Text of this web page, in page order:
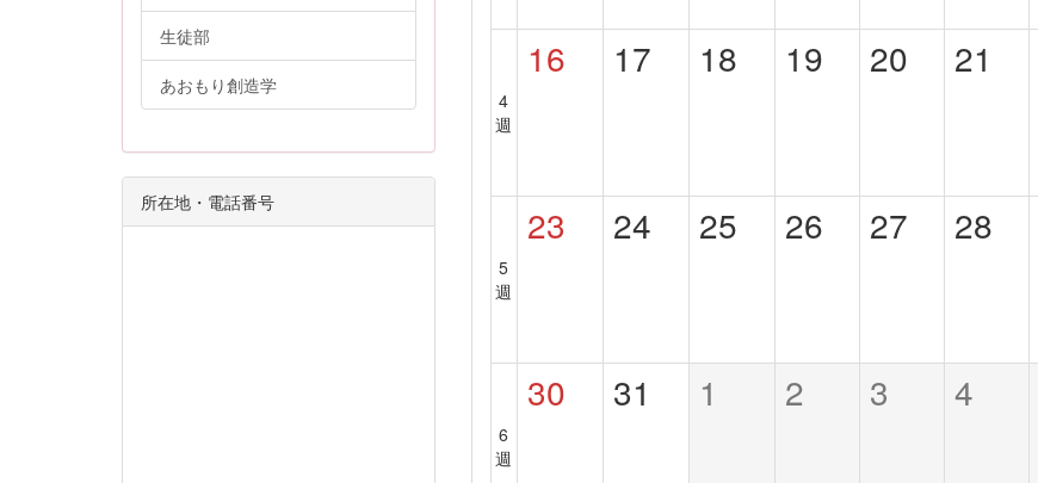
4
週
16 17 18 19 20 21
5
週
23 24 25 26 27 28
6
週
30 31 1 2 3 4
生徒部
あおもり創造学
所在地・電話番号